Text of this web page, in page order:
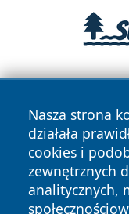
Nasza strona
działała
cookies i
zewnętrznych
analitycznych,
Copyright © 2026
zastrzeżone.